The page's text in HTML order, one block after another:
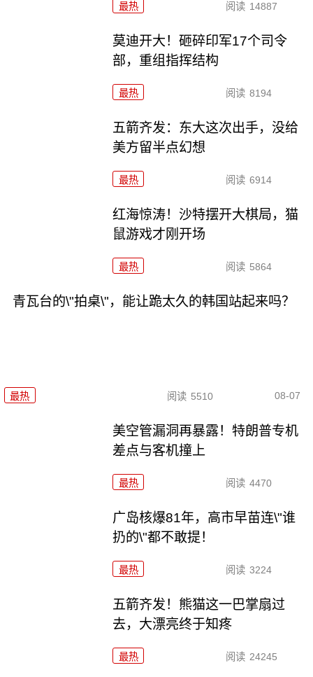
最热 阅读 14887
莫迪开大！砸碎印军17个司令
部，重组指挥结构
最热 阅读 8194
五箭齐发：东大这次出手，没给
美方留半点幻想
最热 阅读 6914
红海惊涛！沙特摆开大棋局，猫
鼠游戏才刚开场
最热 阅读 5864
青瓦台的\"拍桌\"，能让跪太久的韩国站起来吗？
最热 阅读 5510 08-07
美空管漏洞再暴露！特朗普专机
差点与客机撞上
最热 阅读 4470
广岛核爆81年，高市早苗连\"谁
扔的\"都不敢提！
最热 阅读 3224
五箭齐发！熊猫这一巴掌扇过
去，大漂亮终于知疼
最热 阅读 24245